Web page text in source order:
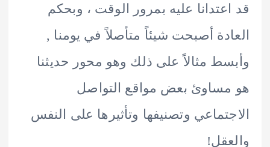
عليه بمرور الوقت ، وبحكم
أصبحت شيئاً متأصلاً في يومنا ,
مثالاً على ذلك وهو محور حديثنا
بعض مواقع التواصل
وتصنيفها وتأثيرها على النفس